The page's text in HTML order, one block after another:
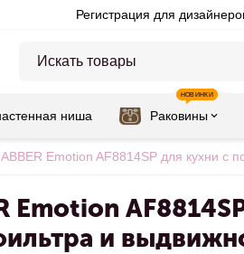
Регистрация для
ниша Раковины
НОВИНКИ
Emotion AF8814SP для кухни с
Emotion
и